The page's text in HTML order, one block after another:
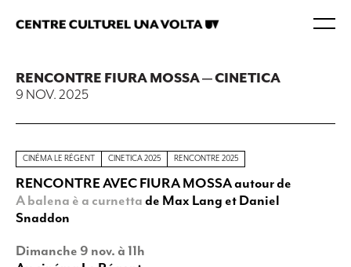
RENCONTRE FIURA MOSSA — CINETICA
9 NOV. 2025
CINÉMA LE RÉGENT CINETICA 2025 RENCONTRE 2025
RENCONTRE AVEC FIURA MOSSA autour de
A balena è a curnetta de Max Lang et Daniel
Snaddon
Dimanche 9 nov. à 11h